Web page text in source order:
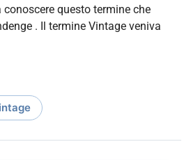
questo termine che
. Il termine Vintage veniva